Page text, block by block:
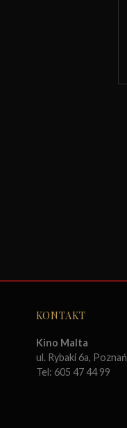
KONTAKT
Kino Malta
ul. Rybaki 6a, Poznań
Tel: 605 47 44 99